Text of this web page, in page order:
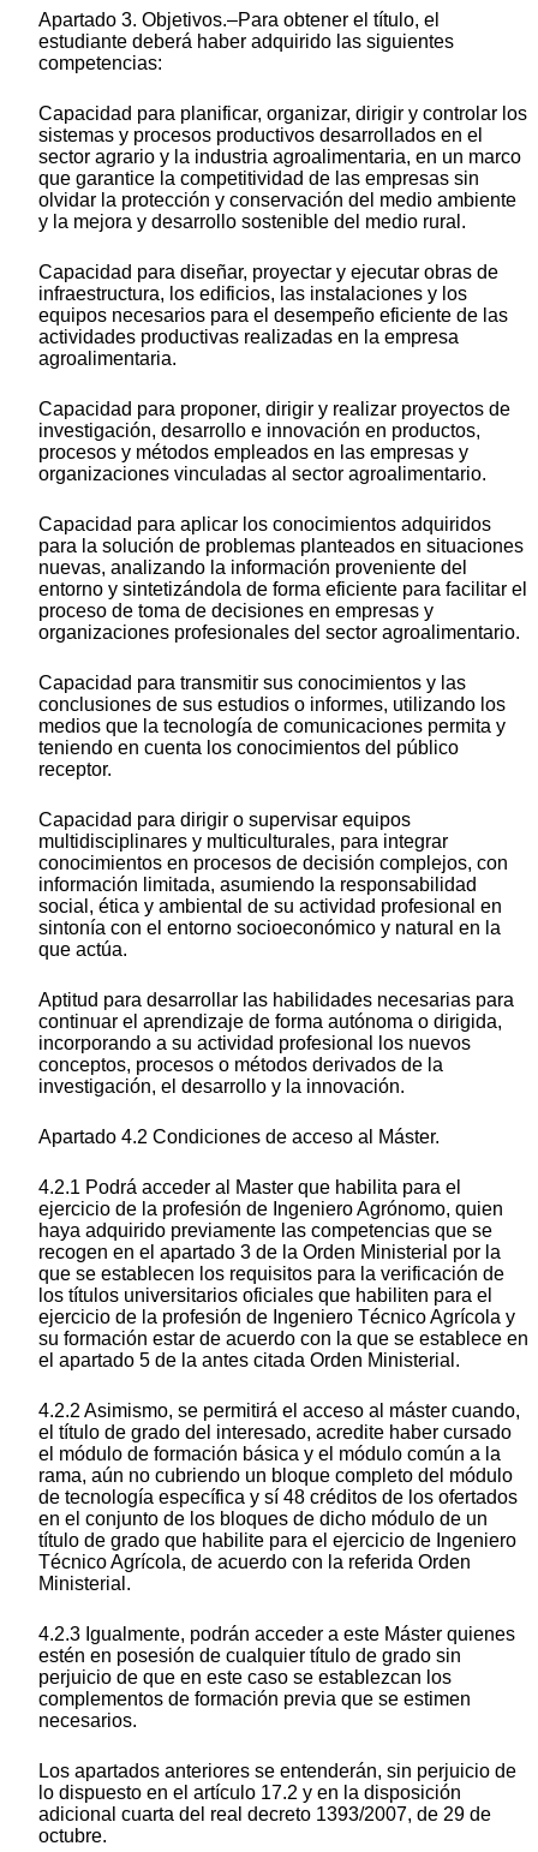
Apartado 3. Objetivos.–Para obtener el título, el
estudiante deberá haber adquirido las siguientes
competencias:
Capacidad para planificar, organizar, dirigir y controlar los
sistemas y procesos productivos desarrollados en el
sector agrario y la industria agroalimentaria, en un marco
que garantice la competitividad de las empresas sin
olvidar la protección y conservación del medio ambiente
y la mejora y desarrollo sostenible del medio rural.
Capacidad para diseñar, proyectar y ejecutar obras de
infraestructura, los edificios, las instalaciones y los
equipos necesarios para el desempeño eficiente de las
actividades productivas realizadas en la empresa
agroalimentaria.
Capacidad para proponer, dirigir y realizar proyectos de
investigación, desarrollo e innovación en productos,
procesos y métodos empleados en las empresas y
organizaciones vinculadas al sector agroalimentario.
Capacidad para aplicar los conocimientos adquiridos
para la solución de problemas planteados en situaciones
nuevas, analizando la información proveniente del
entorno y sintetizándola de forma eficiente para facilitar el
proceso de toma de decisiones en empresas y
organizaciones profesionales del sector agroalimentario.
Capacidad para transmitir sus conocimientos y las
conclusiones de sus estudios o informes, utilizando los
medios que la tecnología de comunicaciones permita y
teniendo en cuenta los conocimientos del público
receptor.
Capacidad para dirigir o supervisar equipos
multidisciplinares y multiculturales, para integrar
conocimientos en procesos de decisión complejos, con
información limitada, asumiendo la responsabilidad
social, ética y ambiental de su actividad profesional en
sintonía con el entorno socioeconómico y natural en la
que actúa.
Aptitud para desarrollar las habilidades necesarias para
continuar el aprendizaje de forma autónoma o dirigida,
incorporando a su actividad profesional los nuevos
conceptos, procesos o métodos derivados de la
investigación, el desarrollo y la innovación.
Apartado 4.2 Condiciones de acceso al Máster.
4.2.1 Podrá acceder al Master que habilita para el
ejercicio de la profesión de Ingeniero Agrónomo, quien
haya adquirido previamente las competencias que se
recogen en el apartado 3 de la Orden Ministerial por la
que se establecen los requisitos para la verificación de
los títulos universitarios oficiales que habiliten para el
ejercicio de la profesión de Ingeniero Técnico Agrícola y
su formación estar de acuerdo con la que se establece en
el apartado 5 de la antes citada Orden Ministerial.
4.2.2 Asimismo, se permitirá el acceso al máster cuando,
el título de grado del interesado, acredite haber cursado
el módulo de formación básica y el módulo común a la
rama, aún no cubriendo un bloque completo del módulo
de tecnología específica y sí 48 créditos de los ofertados
en el conjunto de los bloques de dicho módulo de un
título de grado que habilite para el ejercicio de Ingeniero
Técnico Agrícola, de acuerdo con la referida Orden
Ministerial.
4.2.3 Igualmente, podrán acceder a este Máster quienes
estén en posesión de cualquier título de grado sin
perjuicio de que en este caso se establezcan los
complementos de formación previa que se estimen
necesarios.
Los apartados anteriores se entenderán, sin perjuicio de
lo dispuesto en el artículo 17.2 y en la disposición
adicional cuarta del real decreto 1393/2007, de 29 de
octubre.